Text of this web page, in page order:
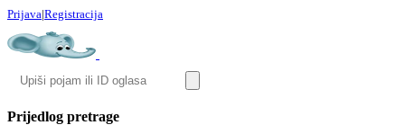
Prijava|Registracija
Prijedlog pretrage